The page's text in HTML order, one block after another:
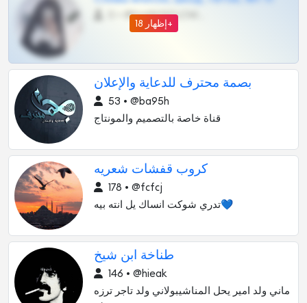
إظهار 18+
بصمة محترف للدعاية والإعلان
53 • @ba95h
قناة خاصة بالتصميم والمونتاج
كروب قفشات شعريه
178 • @fcfcj
تدري شوكت انساك يل انته بيه💙
طناخة ابن شيخ
146 • @hieak
ماني ولد امير يحل المناشيبولاني ولد تاجر ترزه